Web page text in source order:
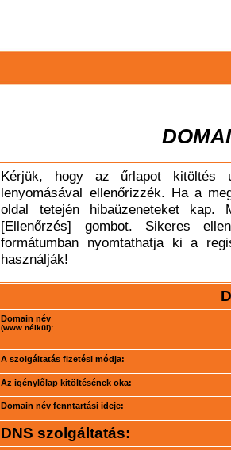
Kérjük, hogy az űrlapot kitöltés
lenyomásával ellenőrizzék. Ha a
oldal tetején hibaüzeneteket
[Ellenőrzés] gombot. Sikeres
formátumban nyomtathatja ki a
használják!
Domain név
(www nélkül):
A szolgáltatás fizetési módja:
Az igénylőlap kitöltésének oka:
Domain név fenntartási ideje:
DNS szolgáltatás: